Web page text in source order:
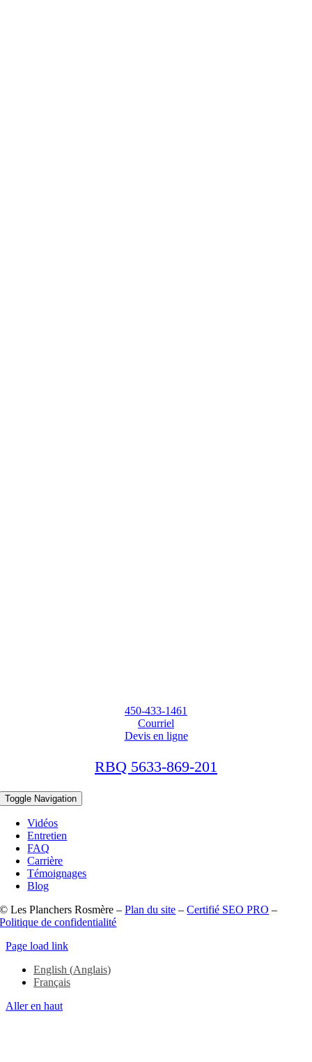
450-433-1461
Courriel
Devis en ligne
RBQ 5633-869-201
Toggle Navigation
Vidéos
Entretien
FAQ
Carrière
Témoignages
Blog
© Les Planchers Rosmère –Plan du site –Certifié SEO PRO –
Politique de confidentialité
Page load link
English (Anglais)
Français
Aller en haut